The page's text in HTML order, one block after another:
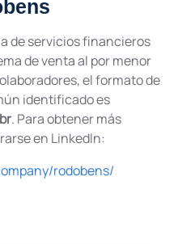
de servicios financieros
de venta al por menor
el formato de
identificado es
. Para obtener más
en LinkedIn:
rodobens/